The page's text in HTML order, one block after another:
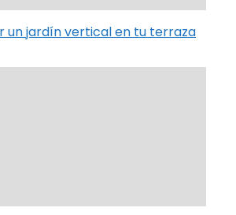
un jardín vertical en tu terraza